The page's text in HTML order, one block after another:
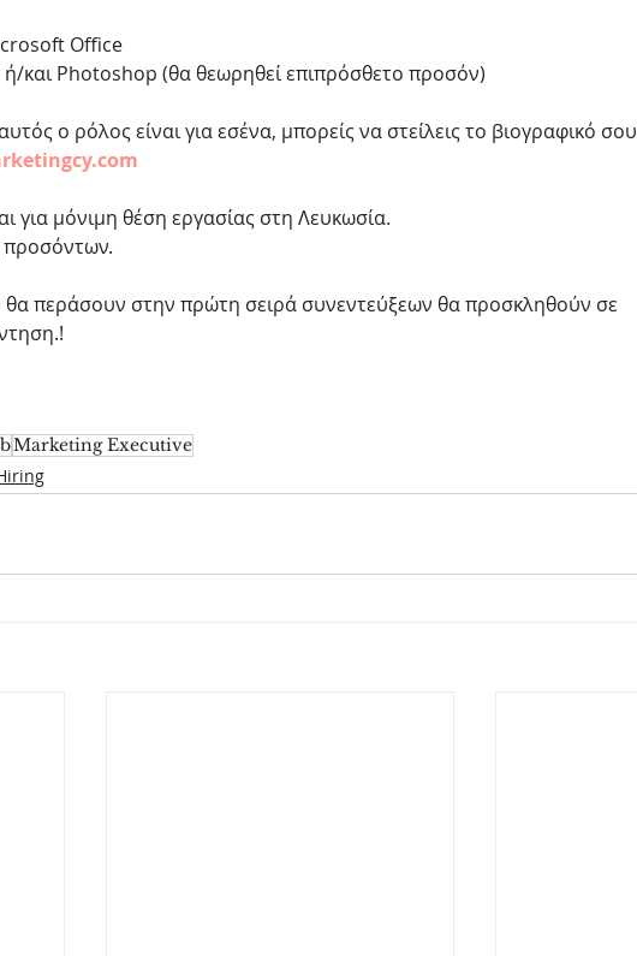
Office
και Photoshop (θα θεωρηθεί επιπρόσθετο προσόν)
ο ρόλος είναι για εσένα, μπορείς να στείλεις το βιογραφικό σου
για μόνιμη θέση εργασίας στη Λευκωσία.
περάσουν στην πρώτη σειρά συνεντεύξεων θα προσκληθούν σε
Marketing Executive